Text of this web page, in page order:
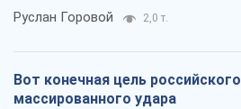
Руслан Горовой 2,0 т.
Вот конечная цель российского
массированного удара